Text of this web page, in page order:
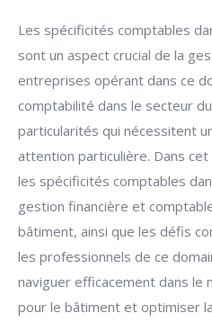
Les spécificités comptables
sont un aspect crucial de la
entreprises opérant dans ce
comptabilité dans le secteur
particularités qui nécessitent
attention particulière. Dans
les spécificités comptables
gestion financière et
bâtiment, ainsi que les défis
les professionnels de ce
naviguer efficacement dans le
pour le bâtiment et optimiser